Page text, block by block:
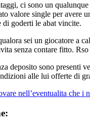
ci sono un
valore single per avere
di goderti le abat vincite.
sei un giocatore a
senza contare fitto.
deposito sono presenti
alle lui offerte di
nell’eventualita che i